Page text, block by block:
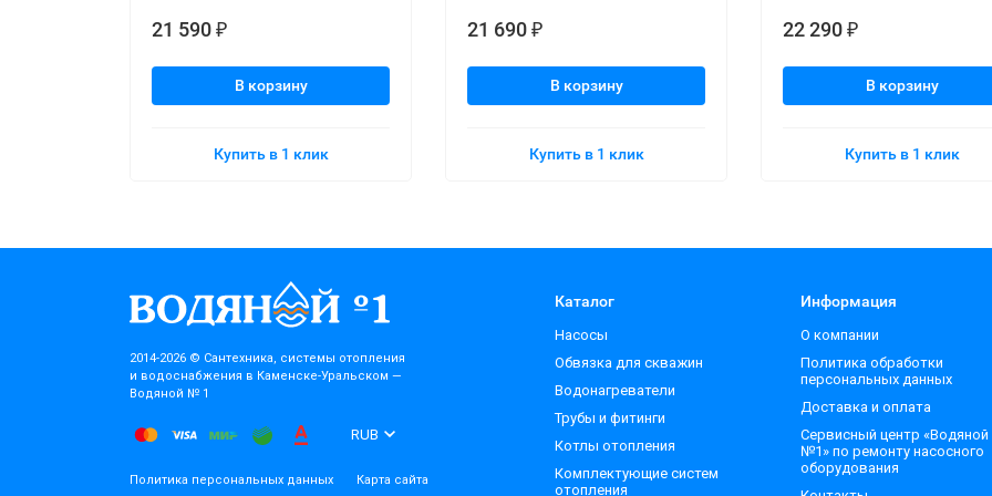
21 590 ₽
В корзину
Купить в 1 клик
21 690 ₽
В корзину
Купить в 1 клик
22 290 ₽
В корзину
Купить в 1 клик
2014-2026 © Cантехника, системы отопления
и водоснабжения в Каменске-Уральском —
Водяной № 1
RUB
Политика персональных данных Карта сайта
Каталог
Насосы
Обвязка для скважин
Водонагреватели
Трубы и фитинги
Котлы отопления
Комплектующие систем
отопления
Информация
О компании
Политика обработки
персональных данных
Доставка и оплата
Сервисный центр «Водяной
№1» по ремонту насосного
оборудования